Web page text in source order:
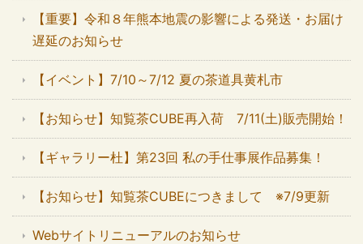
【重要】令和８年熊本地震の影響による発送・お届け
遅延のお知らせ
【イベント】7/10～7/12 夏の茶道具黄札市
【お知らせ】知覧茶CUBE再入荷 7/11(土)販売開始！
【ギャラリー杜】第23回 私の手仕事展作品募集！
【お知らせ】知覧茶CUBEにつきまして ※7/9更新
Webサイトリニューアルのお知らせ